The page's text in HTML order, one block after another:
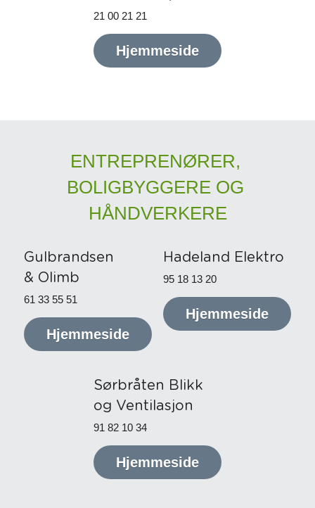
21 00 21 21
Hjemmeside
ENTREPRENØRER,
BOLIGBYGGERE OG
HÅNDVERKERE
Gulbrandsen
& Olimb
61 33 55 51
Hjemmeside
Hadeland Elektro
95 18 13 20
Hjemmeside
Sørbråten Blikk
og Ventilasjon
91 82 10 34
Hjemmeside